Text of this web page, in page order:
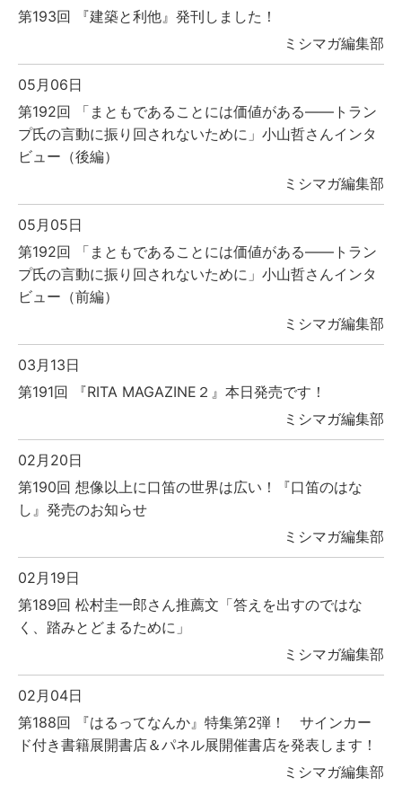
第193回 『建築と利他』発刊しました！
ミシマガ編集部
05月06日
第192回 「まともであることには価値がある――トラン
プ氏の言動に振り回されないために」小山哲さんインタ
ビュー（後編）
ミシマガ編集部
05月05日
第192回 「まともであることには価値がある――トラン
プ氏の言動に振り回されないために」小山哲さんインタ
ビュー（前編）
ミシマガ編集部
03月13日
第191回 『RITA MAGAZINE２』本日発売です！
ミシマガ編集部
02月20日
第190回 想像以上に口笛の世界は広い！『口笛のはな
し』発売のお知らせ
ミシマガ編集部
02月19日
第189回 松村圭一郎さん推薦文「答えを出すのではな
く、踏みとどまるために」
ミシマガ編集部
02月04日
第188回 『はるってなんか』特集第2弾！ サインカー
ド付き書籍展開書店＆パネル展開催書店を発表します！
ミシマガ編集部